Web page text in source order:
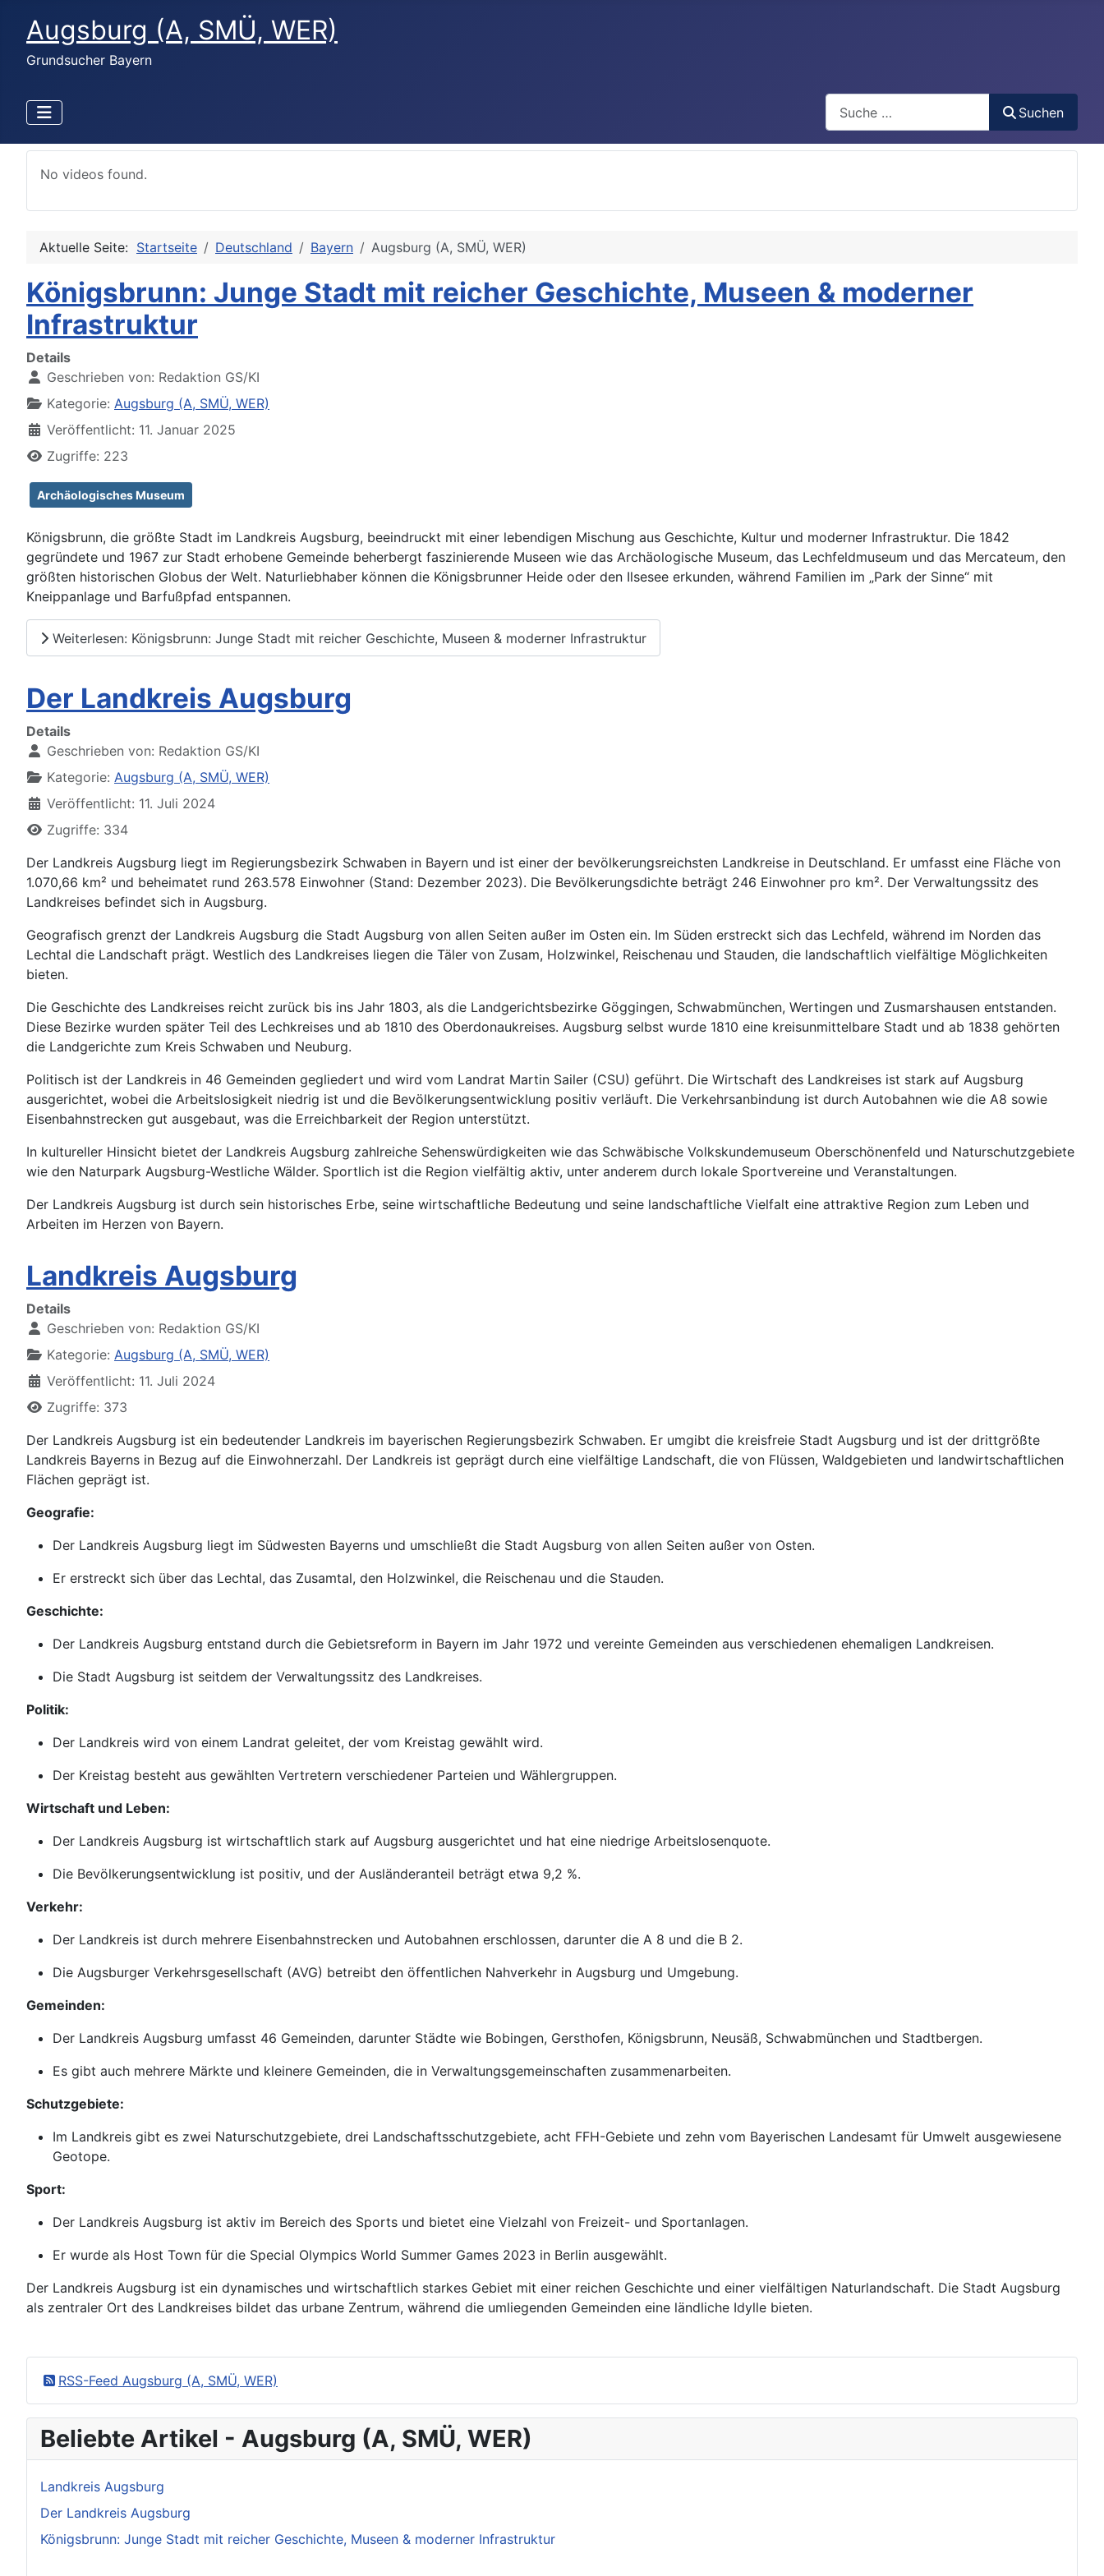
Augsburg (A, SMÜ, WER)
Grundsucher Bayern
Suchen
No videos found.
Aktuelle Seite: Startseite Deutschland Bayern Augsburg (A, SMÜ, WER)
Königsbrunn: Junge Stadt mit reicher Geschichte, Museen & moderner
Infrastruktur
Details
Geschrieben von: Redaktion GS/KI
Kategorie: Augsburg (A, SMÜ, WER)
Veröffentlicht: 11. Januar 2025
Zugriffe: 223
Archäologisches Museum
Königsbrunn, die größte Stadt im Landkreis Augsburg, beeindruckt mit einer lebendigen Mischung aus Geschichte, Kultur und moderner Infrastruktur. Die 1842
gegründete und 1967 zur Stadt erhobene Gemeinde beherbergt faszinierende Museen wie das Archäologische Museum, das Lechfeldmuseum und das Mercateum, den
größten historischen Globus der Welt. Naturliebhaber können die Königsbrunner Heide oder den Ilsesee erkunden, während Familien im „Park der Sinne“ mit
Kneippanlage und Barfußpfad entspannen.
Weiterlesen: Königsbrunn: Junge Stadt mit reicher Geschichte, Museen & moderner Infrastruktur
Der Landkreis Augsburg
Details
Geschrieben von: Redaktion GS/KI
Kategorie: Augsburg (A, SMÜ, WER)
Veröffentlicht: 11. Juli 2024
Zugriffe: 334
Der Landkreis Augsburg liegt im Regierungsbezirk Schwaben in Bayern und ist einer der bevölkerungsreichsten Landkreise in Deutschland. Er umfasst eine Fläche von
1.070,66 km² und beheimatet rund 263.578 Einwohner (Stand: Dezember 2023). Die Bevölkerungsdichte beträgt 246 Einwohner pro km². Der Verwaltungssitz des
Landkreises befindet sich in Augsburg.
Geografisch grenzt der Landkreis Augsburg die Stadt Augsburg von allen Seiten außer im Osten ein. Im Süden erstreckt sich das Lechfeld, während im Norden das
Lechtal die Landschaft prägt. Westlich des Landkreises liegen die Täler von Zusam, Holzwinkel, Reischenau und Stauden, die landschaftlich vielfältige Möglichkeiten
bieten.
Die Geschichte des Landkreises reicht zurück bis ins Jahr 1803, als die Landgerichtsbezirke Göggingen, Schwabmünchen, Wertingen und Zusmarshausen entstanden.
Diese Bezirke wurden später Teil des Lechkreises und ab 1810 des Oberdonaukreises. Augsburg selbst wurde 1810 eine kreisunmittelbare Stadt und ab 1838 gehörten
die Landgerichte zum Kreis Schwaben und Neuburg.
Politisch ist der Landkreis in 46 Gemeinden gegliedert und wird vom Landrat Martin Sailer (CSU) geführt. Die Wirtschaft des Landkreises ist stark auf Augsburg
ausgerichtet, wobei die Arbeitslosigkeit niedrig ist und die Bevölkerungsentwicklung positiv verläuft. Die Verkehrsanbindung ist durch Autobahnen wie die A8 sowie
Eisenbahnstrecken gut ausgebaut, was die Erreichbarkeit der Region unterstützt.
In kultureller Hinsicht bietet der Landkreis Augsburg zahlreiche Sehenswürdigkeiten wie das Schwäbische Volkskundemuseum Oberschönenfeld und Naturschutzgebiete
wie den Naturpark Augsburg-Westliche Wälder. Sportlich ist die Region vielfältig aktiv, unter anderem durch lokale Sportvereine und Veranstaltungen.
Der Landkreis Augsburg ist durch sein historisches Erbe, seine wirtschaftliche Bedeutung und seine landschaftliche Vielfalt eine attraktive Region zum Leben und
Arbeiten im Herzen von Bayern.
Landkreis Augsburg
Details
Geschrieben von: Redaktion GS/KI
Kategorie: Augsburg (A, SMÜ, WER)
Veröffentlicht: 11. Juli 2024
Zugriffe: 373
Der Landkreis Augsburg ist ein bedeutender Landkreis im bayerischen Regierungsbezirk Schwaben. Er umgibt die kreisfreie Stadt Augsburg und ist der drittgrößte
Landkreis Bayerns in Bezug auf die Einwohnerzahl. Der Landkreis ist geprägt durch eine vielfältige Landschaft, die von Flüssen, Waldgebieten und landwirtschaftlichen
Flächen geprägt ist.
Geografie:
Der Landkreis Augsburg liegt im Südwesten Bayerns und umschließt die Stadt Augsburg von allen Seiten außer von Osten.
Er erstreckt sich über das Lechtal, das Zusamtal, den Holzwinkel, die Reischenau und die Stauden.
Geschichte:
Der Landkreis Augsburg entstand durch die Gebietsreform in Bayern im Jahr 1972 und vereinte Gemeinden aus verschiedenen ehemaligen Landkreisen.
Die Stadt Augsburg ist seitdem der Verwaltungssitz des Landkreises.
Politik:
Der Landkreis wird von einem Landrat geleitet, der vom Kreistag gewählt wird.
Der Kreistag besteht aus gewählten Vertretern verschiedener Parteien und Wählergruppen.
Wirtschaft und Leben:
Der Landkreis Augsburg ist wirtschaftlich stark auf Augsburg ausgerichtet und hat eine niedrige Arbeitslosenquote.
Die Bevölkerungsentwicklung ist positiv, und der Ausländeranteil beträgt etwa 9,2 %.
Verkehr:
Der Landkreis ist durch mehrere Eisenbahnstrecken und Autobahnen erschlossen, darunter die A 8 und die B 2.
Die Augsburger Verkehrsgesellschaft (AVG) betreibt den öffentlichen Nahverkehr in Augsburg und Umgebung.
Gemeinden:
Der Landkreis Augsburg umfasst 46 Gemeinden, darunter Städte wie Bobingen, Gersthofen, Königsbrunn, Neusäß, Schwabmünchen und Stadtbergen.
Es gibt auch mehrere Märkte und kleinere Gemeinden, die in Verwaltungsgemeinschaften zusammenarbeiten.
Schutzgebiete:
Im Landkreis gibt es zwei Naturschutzgebiete, drei Landschaftsschutzgebiete, acht FFH-Gebiete und zehn vom Bayerischen Landesamt für Umwelt ausgewiesene
Geotope.
Sport:
Der Landkreis Augsburg ist aktiv im Bereich des Sports und bietet eine Vielzahl von Freizeit- und Sportanlagen.
Er wurde als Host Town für die Special Olympics World Summer Games 2023 in Berlin ausgewählt.
Der Landkreis Augsburg ist ein dynamisches und wirtschaftlich starkes Gebiet mit einer reichen Geschichte und einer vielfältigen Naturlandschaft. Die Stadt Augsburg
als zentraler Ort des Landkreises bildet das urbane Zentrum, während die umliegenden Gemeinden eine ländliche Idylle bieten.
RSS-Feed Augsburg (A, SMÜ, WER)
Beliebte Artikel - Augsburg (A, SMÜ, WER)
Landkreis Augsburg
Der Landkreis Augsburg
Königsbrunn: Junge Stadt mit reicher Geschichte, Museen & moderner Infrastruktur